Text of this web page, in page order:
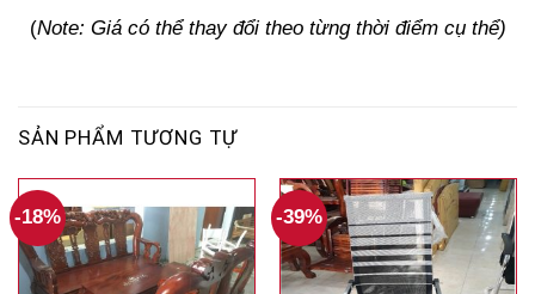
(Note: Giá có thể thay đổi theo từng thời điểm cụ thể)
SẢN PHẨM TƯƠNG TỰ
-18% -39%